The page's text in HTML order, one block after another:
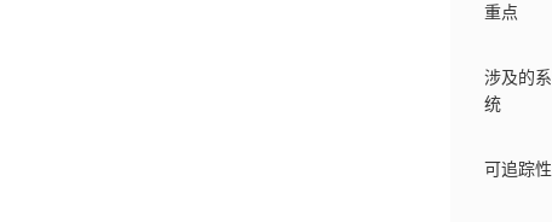
重点
涉及的系
统
可追踪性